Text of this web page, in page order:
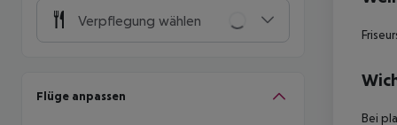
Verpflegung wählen
Flüge anpassen
Bei